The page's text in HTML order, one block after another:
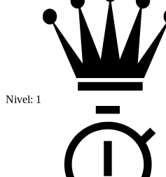
Nivel: 1